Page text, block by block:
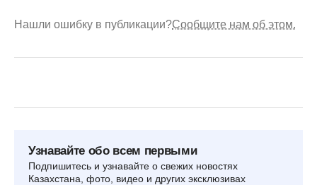
Нашли ошибку в публикации?Сообщите нам об этом.
Узнавайте обо всем первыми
Подпишитесь и узнавайте о свежих новостях
Казахстана, фото, видео и других эксклюзивах